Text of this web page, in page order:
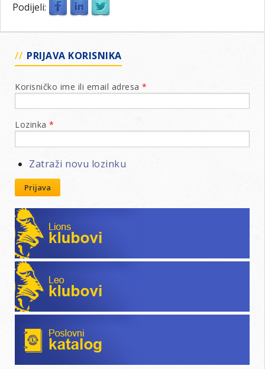
Podijeli:
PRIJAVA KORISNIKA
Korisničko ime ili email adresa *
Lozinka *
Zatraži novu lozinku
Prijava
Lions klubovi
Leo klubovi